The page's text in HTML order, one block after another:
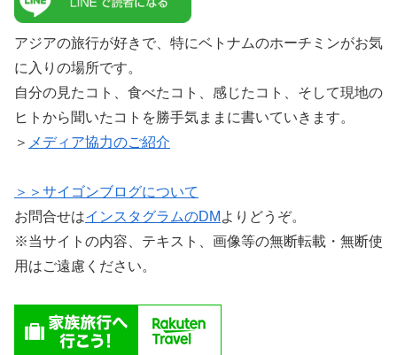
アジアの旅行が好きで、特にベトナムのホーチミンがお気
に入りの場所です。
自分の見たコト、食べたコト、感じたコト、そして現地の
ヒトから聞いたコトを勝手気ままに書いていきます。
＞ メディア協力のご紹介
＞＞サイゴンブログについて
お問合せはインスタグラムのDM よりどうぞ。
※当サイトの内容、テキスト、画像等の無断転載・無断使
用はご遠慮ください。